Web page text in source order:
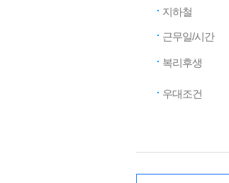
지하철
근무일/시간
복리후생
우대조건